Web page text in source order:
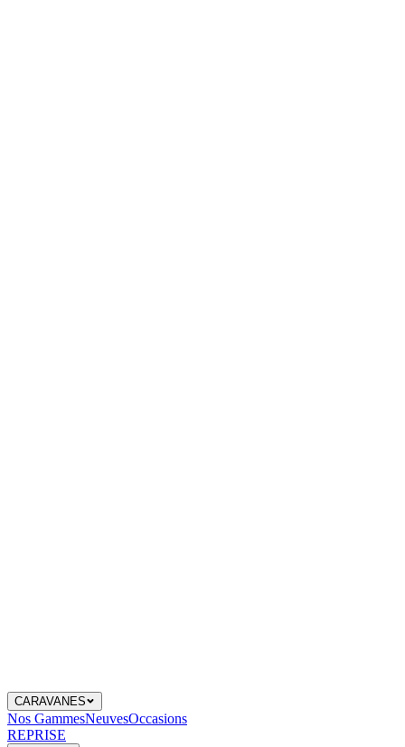
CARAVANES
Nos GammesNeuvesOccasions
REPRISE